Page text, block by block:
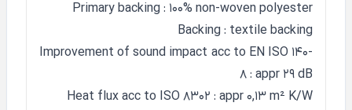
Primary backing : 100% non-woven polyester
Backing : textile backing
Improvement of sound impact acc to EN ISO 140-
8 : appr 29 dB
Heat flux acc to ISO 8302 : appr 0,13 m² K/W